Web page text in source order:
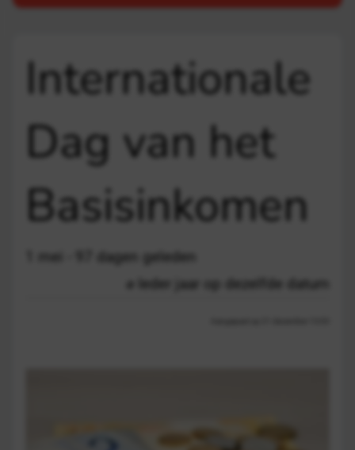
Internationale
Dag van het
Basisinkomen
1 mei - 97 dagen geleden
Ieder jaar op dezelfde datum